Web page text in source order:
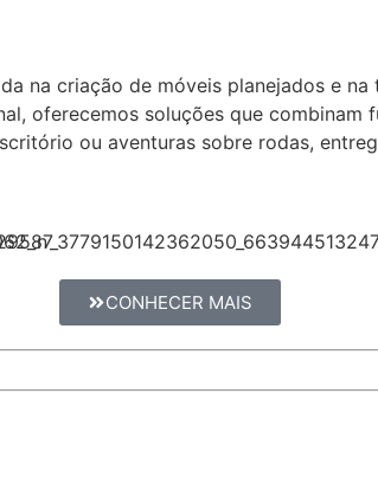
na criação de móveis planejados e
oferecemos soluções que
ou aventuras sobre rodas,
CONHECER MAIS